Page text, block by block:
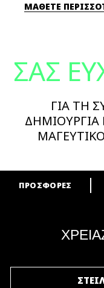
ΜΑΘΕΤΕ
ΣΑΣ
ΓΙΑ ΤΗ
ΔΗΜΙΟΥΡΓΙΑ
ARE YOU A
ΠΡΟΣΦΟΡΕΣ